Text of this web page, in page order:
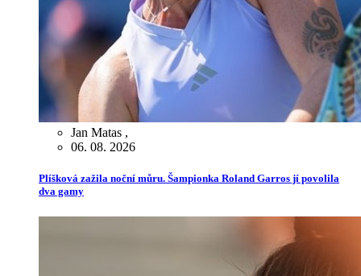
Jan Matas ,
06. 08. 2026
Plíšková zažila noční můru. Šampionka Roland Garros jí povolila
dva gamy